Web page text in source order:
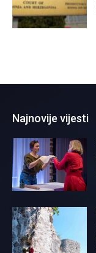
Najnovije vijesti